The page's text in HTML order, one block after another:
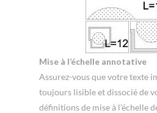
Mise à l’échelle annotative
Assurez-vous que votre texte
toujours lisible et dissocié de
définitions de mise à l’échelle